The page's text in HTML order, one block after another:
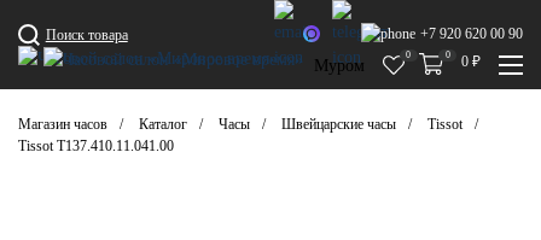
Поиск товара +7 920 620 00 90
Муром
0 0 0 ₽
Магазин часов Каталог Часы Швейцарские часы
Tissot
Tissot T137.410.11.041.00